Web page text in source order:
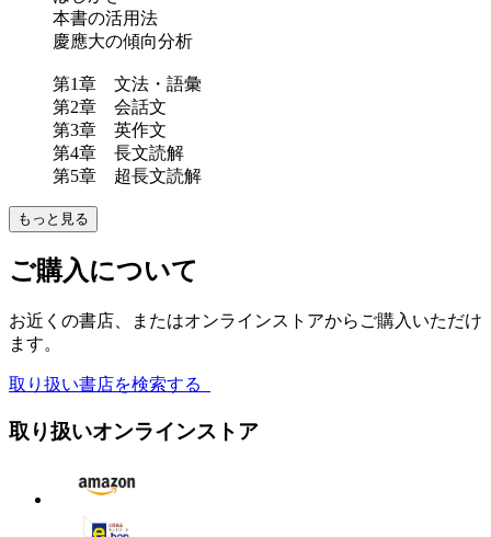
本書の活用法
慶應大の傾向分析
第1章 文法・語彙
第2章 会話文
第3章 英作文
第4章 長文読解
第5章 超長文読解
もっと見る
ご購入について
お近くの書店、またはオンラインストアからご購入いただけ
ます。
取り扱い書店を検索する
取り扱いオンラインストア